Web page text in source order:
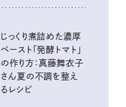
じっくり煮詰めた濃厚
ペースト「発酵トマト」
の作り方：真藤舞衣子
さん夏の不調を整え
るレシピ